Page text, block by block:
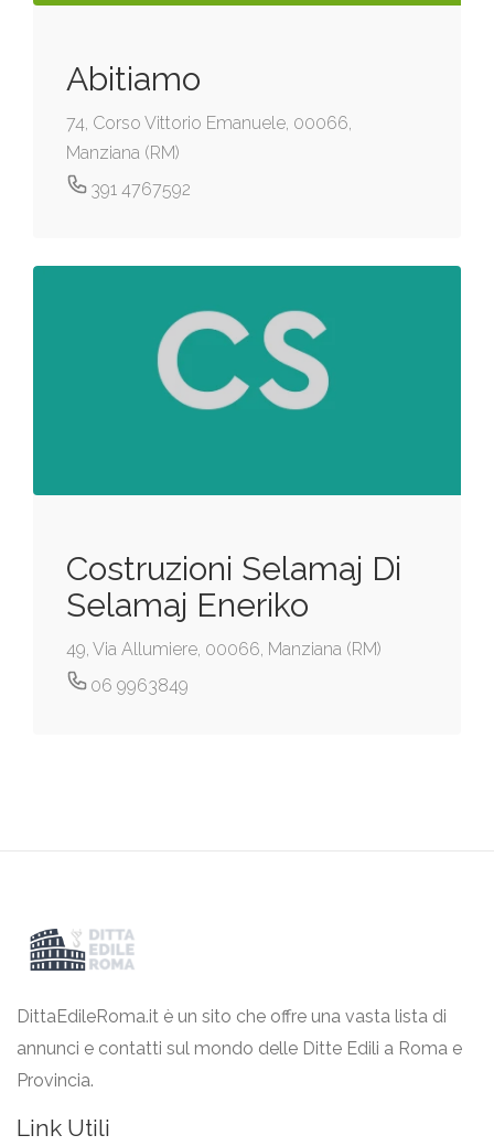
Abitiamo
74, Corso Vittorio Emanuele, 00066,
Manziana (RM)
391 4767592
Costruzioni Selamaj Di
Selamaj Eneriko
49, Via Allumiere, 00066, Manziana (RM)
06 9963849
DittaEdileRoma.it è un sito che offre una vasta lista di
annunci e contatti sul mondo delle Ditte Edili a Roma e
Provincia.
Link Utili